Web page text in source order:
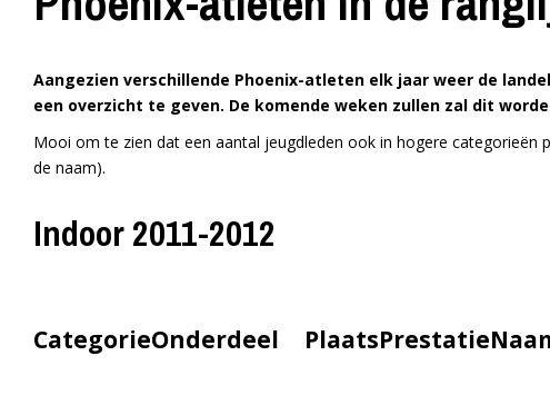
Aangezien verschillende Phoenix-atleten elk jaar weer de
een overzicht te geven. De komende weken zullen zal dit
Mooi om te zien dat een aantal jeugdleden ook in hogere categorieën
de naam).
Indoor 2011-2012
CategorieOnderdeel PlaatsPrestatie